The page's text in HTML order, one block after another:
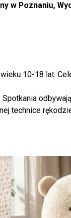
w Poznaniu,
10-18 lat.
technice